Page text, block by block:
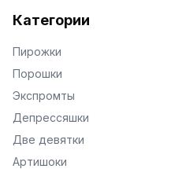
Категории
Пирожки
Порошки
Экспромты
Депрессяшки
Две девятки
Артишоки